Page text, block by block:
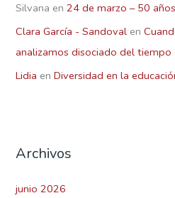
Silvana en24 de marzo – 50
Clara García - Sandoval en
analizamos disociado del tiempo
Lidia enDiversidad en la
Archivos
junio 2026